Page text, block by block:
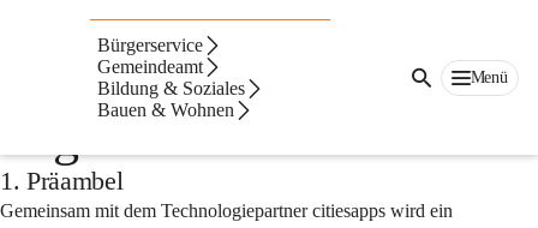
Bürgerservice
Gemeindeamt
Bildung & Soziales
Bauen & Wohnen
Menü
Barrierefreiheitserklär
ung der Website
1. Präambel
Gemeinsam mit dem Technologiepartner citiesapps wird ein